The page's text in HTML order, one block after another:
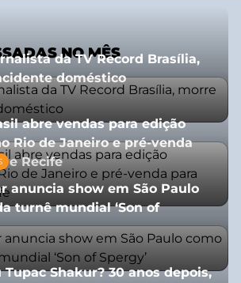
NO MÊS
da TV Record Brasília,
doméstico
abre vendas para edição
Rio de Janeiro e pré-venda
e Recife
anuncia show em São Paulo
turnê mundial ‘Son of
Shakur? 30 anos depois,